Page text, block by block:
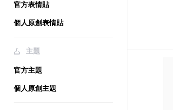
官方表情貼
個人原創表情貼
主題
官方主題
個人原創主題